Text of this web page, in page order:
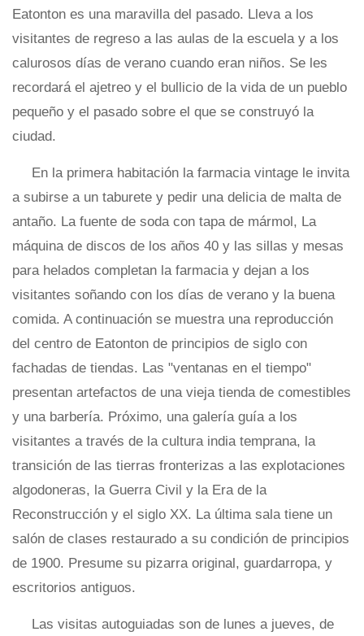
Eatonton es una maravilla del pasado. Lleva a los
visitantes de regreso a las aulas de la escuela y a los
calurosos días de verano cuando eran niños. Se les
recordará el ajetreo y el bullicio de la vida de un pueblo
pequeño y el pasado sobre el que se construyó la
ciudad.
En la primera habitación la farmacia vintage le invita
a subirse a un taburete y pedir una delicia de malta de
antaño. La fuente de soda con tapa de mármol, La
máquina de discos de los años 40 y las sillas y mesas
para helados completan la farmacia y dejan a los
visitantes soñando con los días de verano y la buena
comida. A continuación se muestra una reproducción
del centro de Eatonton de principios de siglo con
fachadas de tiendas. Las "ventanas en el tiempo"
presentan artefactos de una vieja tienda de comestibles
y una barbería. Próximo, una galería guía a los
visitantes a través de la cultura india temprana, la
transición de las tierras fronterizas a las explotaciones
algodoneras, la Guerra Civil y la Era de la
Reconstrucción y el siglo XX. La última sala tiene un
salón de clases restaurado a su condición de principios
de 1900. Presume su pizarra original, guardarropa, y
escritorios antiguos.
Las visitas autoguiadas son de lunes a jueves, de